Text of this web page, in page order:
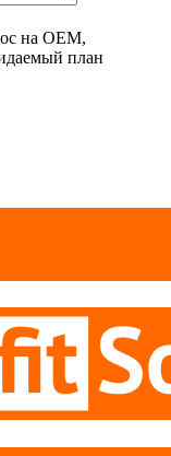
на OEM,
план